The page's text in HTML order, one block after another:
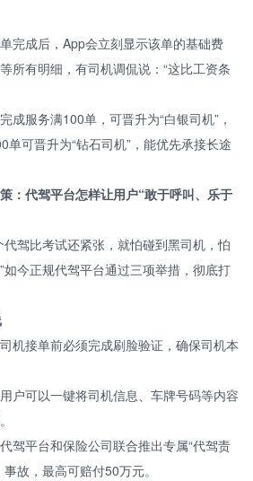
单完成后，App会立刻显示该单的基础费
所有明细，有司机调侃说：“这比工资条
成服务满100单，可晋升为“白银司机”，
单可晋升为“钻石司机”，能优先承接长途
：代驾平台怎样让用户“敢于呼叫、乐于
代驾比考试还紧张，就怕碰到黑司机，怕
今正规代驾平台通过三项举措，彻底打
司机接单前必须完成刷脸验证，确保司机本
户可以一键将司机信息、车牌号码等内容
代驾平台和保险公司联合推出专属“代驾责
故，最高可赔付50万元。